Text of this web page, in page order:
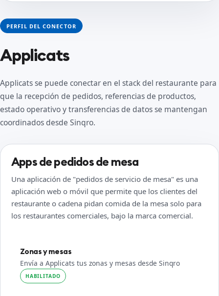
PERFIL DEL CONECTOR
Applicats
Applicats se puede conectar en el stack del restaurante para
que la recepción de pedidos, referencias de productos,
estado operativo y transferencias de datos se mantengan
coordinados desde Sinqro.
Apps de pedidos de mesa
Una aplicación de "pedidos de servicio de mesa" es una
aplicación web o móvil que permite que los clientes del
restaurante o cadena pidan comida de la mesa solo para
los restaurantes comerciales, bajo la marca comercial.
Zonas y mesas
Envía a Applicats tus zonas y mesas desde Sinqro
HABILITADO